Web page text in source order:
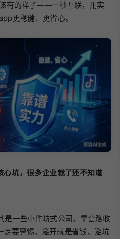
有的样子——一秒互联，用实
更稳健、更省心。
心坑，很多企业栽了还不知道
是一些小作坊式公司，靠套路收
定要警惕，避开就是省钱、避坑